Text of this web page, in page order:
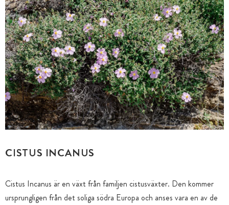
CISTUS INCANUS
Cistus Incanus är en växt från familjen cistusväxter. Den kommer
ursprungligen från det soliga södra Europa och anses vara en av de